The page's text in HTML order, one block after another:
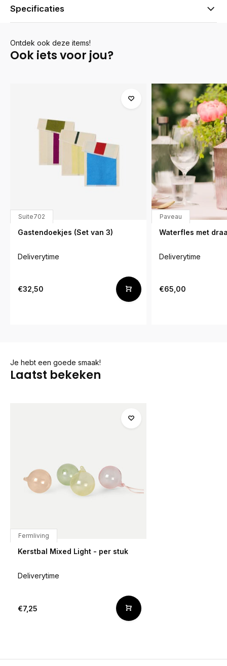
Specificaties
Ontdek ook deze items!
Ook iets voor jou?
Suite702
Gastendoekjes (Set van 3)
Deliverytime
€32,50
Paveau
Waterfles met
Deliverytime
€65,00
Je hebt een goede smaak!
Laatst bekeken
Fermliving
Kerstbal Mixed Light - per stuk
Deliverytime
€7,25